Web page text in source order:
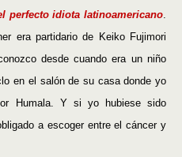
perfecto idiota latinoamericano.
era partidario de Keiko Fujimori
desde cuando era un niño
en el salón de su casa donde yo
Humala. Y si yo hubiese sido
a escoger entre el cáncer y